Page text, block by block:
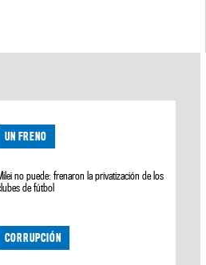
UN FRENO
no puede: frenaron la privatización de los
de fútbol
CORRUPCIÓN